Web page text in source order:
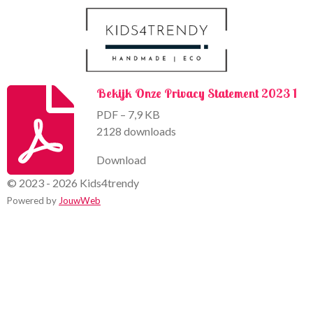
Bekijk Onze Privacy Statement 2023 1
PDF – 7,9 KB
2128 downloads
Download
© 2023 - 2026 Kids4trendy
Powered by JouwWeb